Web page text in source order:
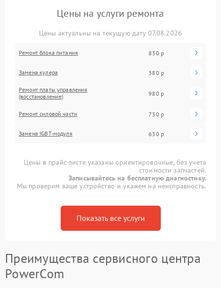
Цены на услуги ремонта
Цены актуальны на текущую дату 07.08.2026
Ремонт блока питания 830 р
Замена кулера 380 р
Ремонт платы управления
(восстановление)
980 р
Ремонт силовой части 730 р
Замена IGBT-модуля 630 р
Цены в прайс-листе указаны ориентировочные, без учета
стоимости запчастей.
Записывайтесь на бесплатную диагностику.
Мы проверим ваше устройство и укажем на неисправность.
Показать все услуги
Преимущества сервисного центра
PowerCom